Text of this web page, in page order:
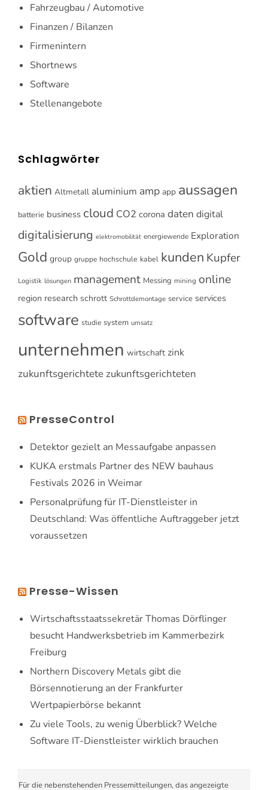
Fahrzeugbau / Automotive
Finanzen / Bilanzen
Firmenintern
Shortnews
Software
Stellenangebote
Schlagwörter
aktien Altmetall aluminium amp app aussagen
batterie business cloud CO2 corona daten digital
digitalisierung elektromobilität energiewende Exploration
Gold group gruppe hochschule kabel kunden Kupfer
Logistik lösungen management Messing mining online
region research schrott Schrottdemontage service services
software studie system umsatz
unternehmen wirtschaft zink
zukunftsgerichtete zukunftsgerichteten
PresseControl
Detektor gezielt an Messaufgabe anpassen
KUKA erstmals Partner des NEW bauhaus
Festivals 2026 in Weimar
Personalprüfung für IT-Dienstleister in
Deutschland: Was öffentliche Auftraggeber jetzt
voraussetzen
Presse-Wissen
Wirtschaftsstaatssekretär Thomas Dörflinger
besucht Handwerksbetrieb im Kammerbezirk
Freiburg
Northern Discovery Metals gibt die
Börsennotierung an der Frankfurter
Wertpapierbörse bekannt
Zu viele Tools, zu wenig Überblick? Welche
Software IT-Dienstleister wirklich brauchen
Für die nebenstehenden Pressemitteilungen, das angezeigte